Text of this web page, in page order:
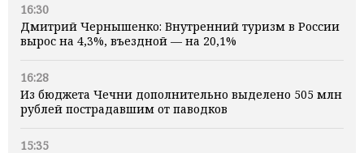
16:30
Дмитрий Чернышенко: Внутренний туризм в России
вырос на 4,3%, въездной — на 20,1%
16:28
Из бюджета Чечни дополнительно выделено 505 млн
рублей пострадавшим от паводков
15:35